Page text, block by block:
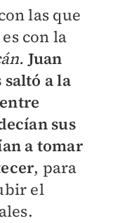
las que
es con la
Juan
saltó a la
sus
a tomar
, para
el